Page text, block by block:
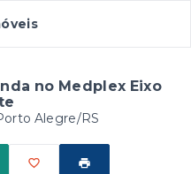
no Medplex Eixo
Alegre/RS